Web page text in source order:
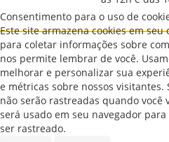
Consentimento para o uso de
Este site armazena cookies em
para coletar informações sobre
nos permite lembrar de você.
melhorar e personalizar sua
e métricas sobre nossos visitantes.
não serão rastreadas quando você
será usado em seu navegador
ser rastreado.